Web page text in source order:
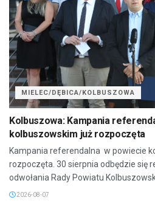
MIELEC/DĘBICA/KOLBUSZOWA
Kolbuszowa: Kampania
kolbuszowskim już rozpoczęta
Kampania referendalna w powiecie
rozpoczęta. 30 sierpnia odbędzie się
odwołania Rady Powiatu
2026-08-07